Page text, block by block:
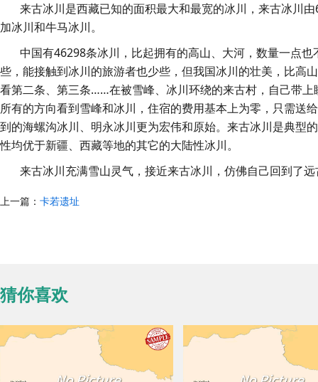
来古冰川是西藏已知的面积最大和最宽的冰川，来古冰川
加冰川和牛马冰川。
中国有46298条冰川，比起拥有的高山、大河，数量一点也
些，能接触到冰川的旅游者也少些，但我国冰川的壮美，比高
看第二条、第三条……在被雪峰、冰川环绕的来古村，自己带
所有的方向看到雪峰和冰川，住宿的费用基本上为零，只需送
到的海螺沟冰川、明永冰川更为宏伟和原始。来古冰川是典型
性均优于新疆、西藏等地的其它的大陆性冰川。
来古冰川充满雪山灵气，接近来古冰川，仿佛自己回到了远
上一篇： 卡若遗址
猜你喜欢